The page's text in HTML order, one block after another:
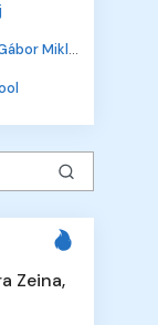
Miklós
Zeina,